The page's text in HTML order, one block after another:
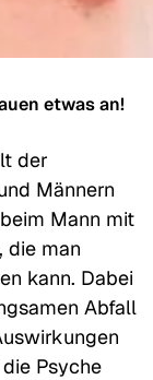
etwas an!
der
Männern
Mann mit
die man
kann. Dabei
Abfall
Psyche